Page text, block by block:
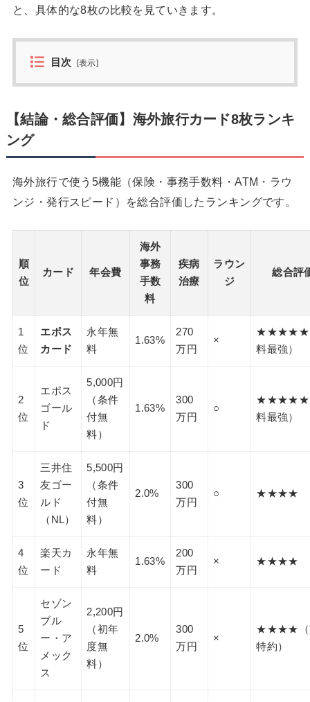
と、具体的な8枚の比較を見ていきます。
目次 [表示]
【結論・総合評価】海外旅行カード8枚ランキ
ング
海外旅行で使う5機能（保険・事務手数料・ATM・ラウ
ンジ・発行スピード）を総合評価したランキングです。
順
位
カード 年会費
海外
事務
手数
料
疾病
治療
ラウン
ジ
総合評
1
位
エポス
カード
永年無
料
1.63%
270
万円
×
★★★★★
料最強）
2
位
エポス
ゴール
ド
5,000円
（条件
付無
料）
1.63%
300
万円
○
★★★★★
料最強）
3
位
三井住
友ゴー
ルド
（NL）
5,500円
（条件
付無
料）
2.0%
300
万円
○ ★★★★
4
位
楽天カ
ード
永年無
料
1.63%
200
万円
× ★★★★
5
位
セゾン
ブル
ー・ア
メック
ス
2,200円
（初年
度無
料）
2.0%
300
万円
×
★★★★（
特約）